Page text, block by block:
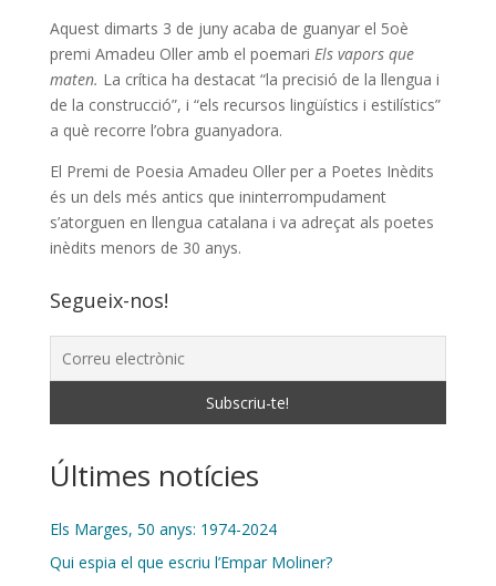
Aquest dimarts 3 de juny acaba de guanyar el 5oè
premi Amadeu Oller amb el poemari Els vapors que
maten. La crítica ha destacat “la precisió de la llengua i
de la construcció”, i “els recursos lingüístics i estilístics”
a què recorre l’obra guanyadora.
El Premi de Poesia Amadeu Oller per a Poetes Inèdits
és un dels més antics que ininterrompudament
s’atorguen en llengua catalana i va adreçat als poetes
inèdits menors de 30 anys.
Segueix-nos!
Últimes notícies
Els Marges, 50 anys: 1974-2024
Qui espia el que escriu l’Empar Moliner?